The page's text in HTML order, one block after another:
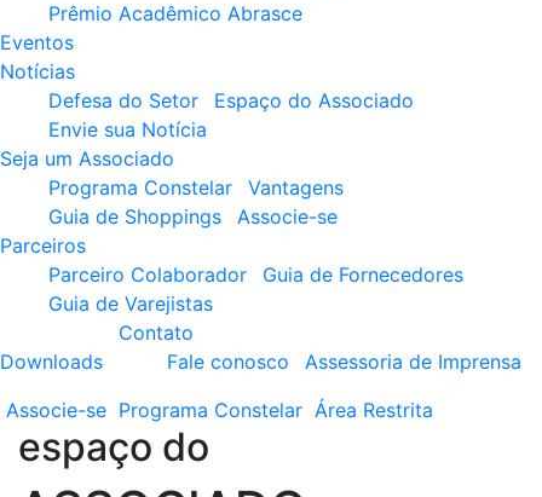
Prêmio Acadêmico Abrasce
Eventos
Notícias
Defesa do Setor
Espaço do Associado
Envie sua Notícia
Seja um Associado
Programa Constelar
Vantagens
Guia de Shoppings
Associe-se
Parceiros
Parceiro Colaborador
Guia de Fornecedores
Guia de Varejistas
Downloads
Contato
Fale conosco
Assessoria de Imprensa
Associe-se Programa Constelar Área Restrita
espaço do